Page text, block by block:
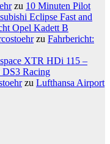
zu 10 Minuten Pilot
Eclipse Fast and
Opel Kadett B
zu Fahrbericht:
XTR HDi 115 –
DS3 Racing
zu Lufthansa Airport